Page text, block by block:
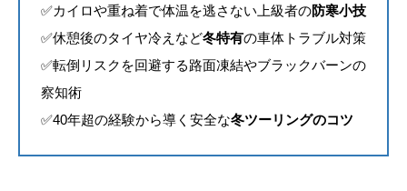
✅カイロや重ね着で体温を逃さない上級者の防寒小技
✅休憩後のタイヤ冷えなど冬特有の車体トラブル対策
✅転倒リスクを回避する路面凍結やブラックバーンの
察知術
✅40年超の経験から導く安全な冬ツーリングのコツ